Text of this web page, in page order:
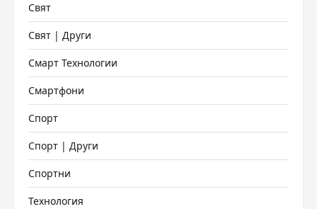
Свят
Свят | Други
Смарт Технологии
Смартфони
Спорт
Спорт | Други
Спортни
Технология